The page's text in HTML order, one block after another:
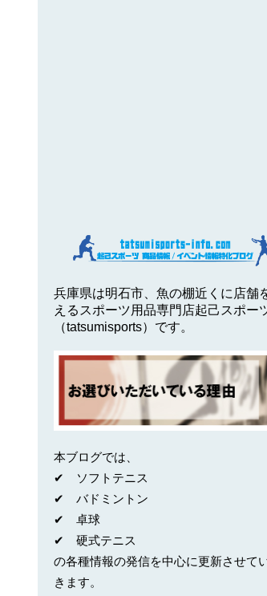
兵庫県は明石市、魚の棚近くに店舗
えるスポーツ用品専門店起己スポー
（tatsumisports）です。
本ブログでは、
✔ ソフトテニス
✔ バドミントン
✔ 卓球
✔ 硬式テニス
の各種情報の発信を中心に更新させて
きます。